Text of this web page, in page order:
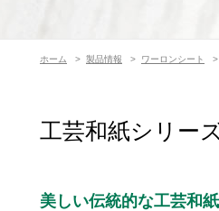
ホーム > 製品情報 > ワーロンシート
工芸和紙シリー
美しい伝統的な工芸和